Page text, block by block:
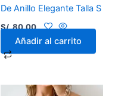
De Anillo Elegante Talla S
S/.80.00
Añadir al carrito